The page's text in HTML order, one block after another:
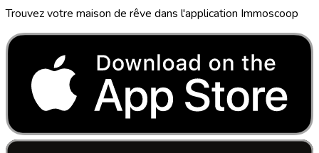
Trouvez votre maison de rêve dans l'application Immoscoop